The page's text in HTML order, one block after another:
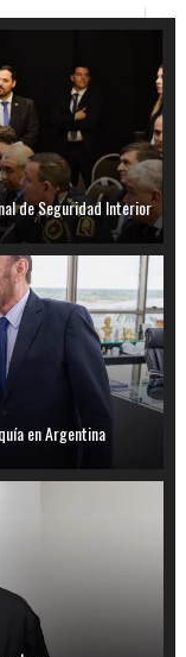
de Seguridad Interior
en Argentina